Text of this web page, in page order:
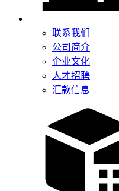
联系我们
公司简介
企业文化
人才招聘
汇款信息